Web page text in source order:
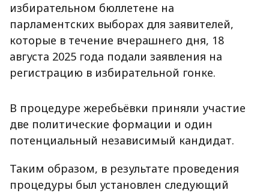
избирательном бюллетене на
парламентских выборах для заявителей,
которые в течение вчерашнего дня, 18
августа 2025 года подали заявления на
регистрацию в избирательной гонке.
В процедуре жеребьёвки приняли участие
две политические формации и один
потенциальный независимый кандидат.
Таким образом, в результате проведения
процедуры был установлен следующий